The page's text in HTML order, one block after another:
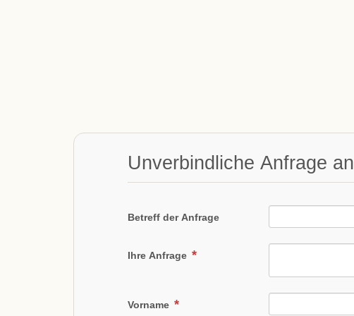
Unverbindliche Anfrage an
Betreff der Anfrage
Ihre Anfrage
Vorname